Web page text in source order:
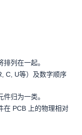
列在一起。
C, U等）及数字顺序
归为一类。
在 PCB 上的物理相对